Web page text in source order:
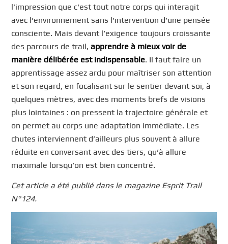
l’impression que c’est tout notre corps qui interagit
avec l’environnement sans l’intervention d’une pensée
consciente. Mais devant l’exigence toujours croissante
des parcours de trail,apprendre à mieux voir de
manière délibérée est indispensable. Il faut faire un
apprentissage assez ardu pour maîtriser son attention
et son regard, en focalisant sur le sentier devant soi, à
quelques mètres, avec des moments brefs de visions
plus lointaines : on pressent la trajectoire générale et
on permet au corps une adaptation immédiate. Les
chutes interviennent d’ailleurs plus souvent à allure
réduite en conversant avec des tiers, qu’à allure
maximale lorsqu’on est bien concentré.
Cet article a été publié dans le magazine Esprit Trail
N°124.